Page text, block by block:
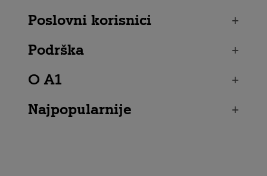
Poslovni korisnici
+
Podrška
+
O A1
+
Najpopularnije
+